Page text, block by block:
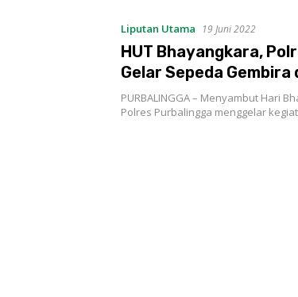
Liputan Utama 19 Juni 2022
HUT Bhayangkara,
Gelar Sepeda
PURBALINGGA – Menyambut Hari
Polres Purbalingga menggelar